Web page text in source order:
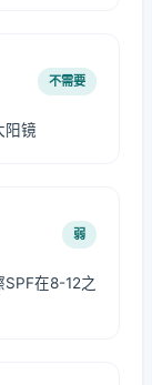
不需要
阳镜
弱
在8-12之